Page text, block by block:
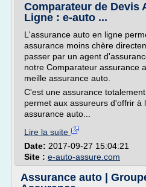
Comparateur de Devis
Ligne : e-auto ...
L'assurance auto en ligne
assurance moins chère
passer par un agent
notre Comparateur assurance
meille assurance auto.
C'est une assurance
permet aux assureurs d'offrir à
assurance auto...
Lire la suite
Date: 2017-09-27 15:04:21
Site : e-auto-assure.com
Assurance auto |